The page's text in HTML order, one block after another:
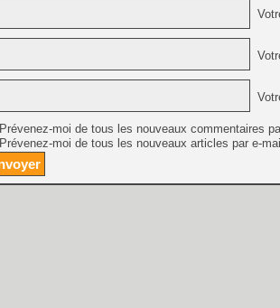
Prévenez-moi de tous les nouveaux commentaires
Prévenez-moi de tous les nouveaux articles par e-